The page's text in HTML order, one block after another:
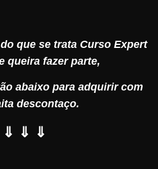
que se trata Curso Expert
queira fazer parte,
abaixo para adquirir com
descontaço.
⇓ ⇓ ⇓